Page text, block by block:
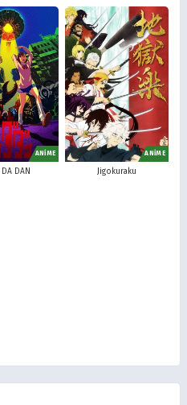
ANİME
DA DAN
ANİME
Jigokuraku